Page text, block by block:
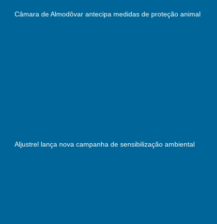
Câmara de Almodôvar antecipa medidas de proteção animal
Aljustrel lança nova campanha de sensibilização ambiental